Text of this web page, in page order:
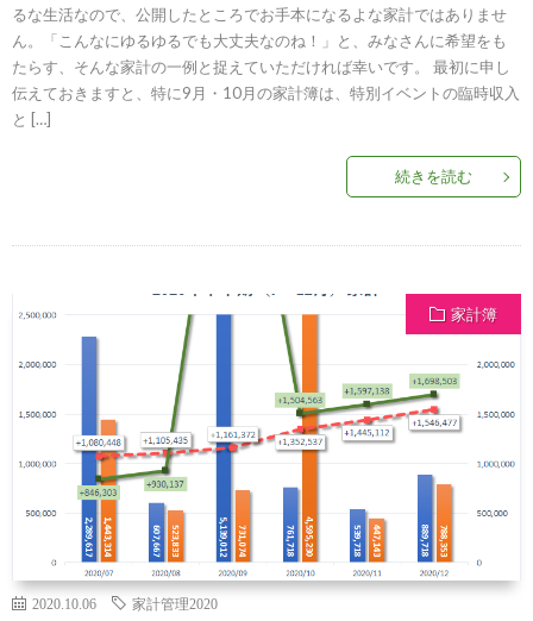
るな生活なので、公開したところでお手本になるよな家計ではありませ
ん。「こんなにゆるゆるでも大丈夫なのね！」と、みなさんに希望をも
たらす、そんな家計の一例と捉えていただければ幸いです。 最初に申し
伝えておきますと、特に9月・10月の家計簿は、特別イベントの臨時収入
と […]
続きを読む
家計簿
2020.10.06 家計管理2020